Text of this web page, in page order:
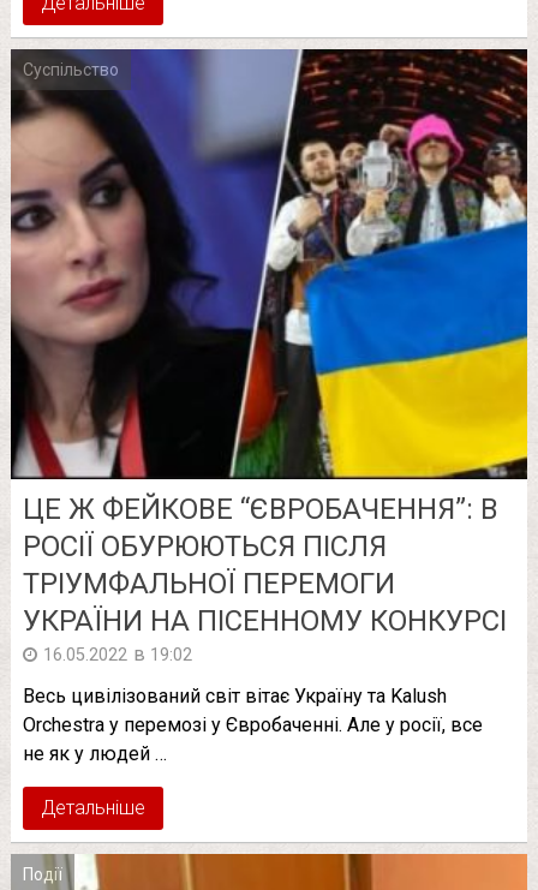
Суспільство
ЦЕ Ж ФЕЙКОВЕ “ЄВРОБАЧЕННЯ”: В
РОСІЇ ОБУРЮЮТЬСЯ ПІСЛЯ
ТРІУМФАЛЬНОЇ ПЕРЕМОГИ
УКРАЇНИ НА ПІСЕННОМУ КОНКУРСІ
16.05.2022 в 19:02
Весь цивілізований світ вітає Україну та Kalush
Orchestra у перемозі у Євробаченні. Але у росії, все
не як у людей …
Детальніше
Події